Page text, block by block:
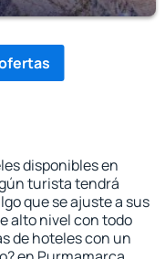
disponibles en
turista tendrá
que se ajuste a sus
alto nivel con todo
de hoteles con un